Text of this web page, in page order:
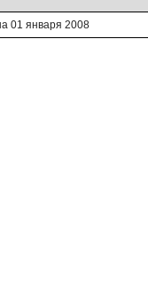
01 января 2008